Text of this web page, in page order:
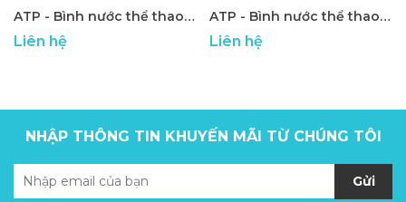
ATP - Bình nước thể thao 01
Liên hệ
ATP - Bình nước thể thao 02
Liên hệ
NHẬP THÔNG TIN KHUYẾN MÃI TỪ CHÚNG TÔI
Gửi